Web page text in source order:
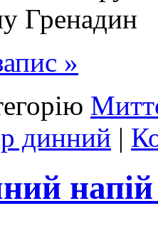
Гренадин
»
динний |